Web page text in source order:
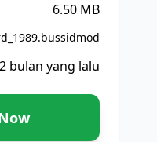
6.50 MB
2 bulan yang lalu